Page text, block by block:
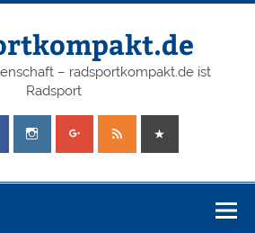
– radsportkompakt.de ist
Radsport